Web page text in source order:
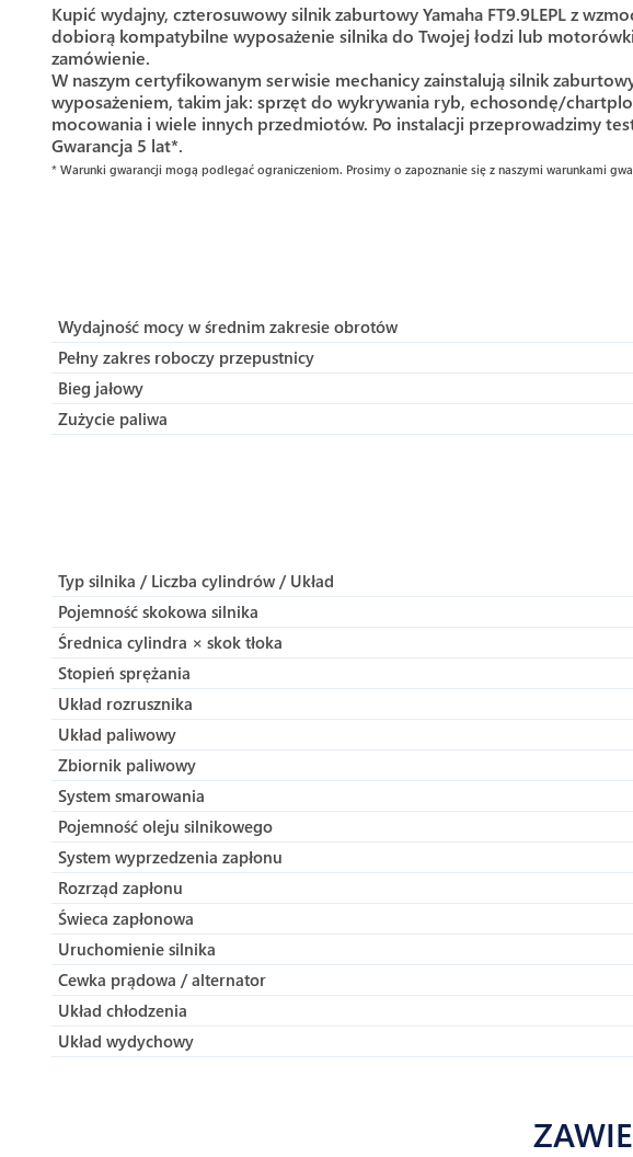
Kupić wydajny, czterosuwowy silnik zaburtowy Yamaha FT9.9LEPL z
dobiorą kompatybilne wyposażenie silnika do Twojej łodzi lub
zamówienie.
W naszym certyfikowanym serwisie mechanicy zainstalują silnik
wyposażeniem, takim jak: sprzęt do wykrywania ryb, echosondę/
mocowania i wiele innych przedmiotów. Po instalacji przeprowadzimy
Gwarancja 5 lat*.
* Warunki gwarancji mogą podlegać ograniczeniom. Prosimy o zapoznanie się z naszymi warunkami
Wydajność mocy w średnim zakresie obrotów
Pełny zakres roboczy przepustnicy
Bieg jałowy
Zużycie paliwa
Typ silnika / Liczba cylindrów / Układ
Pojemność skokowa silnika
Średnica cylindra × skok tłoka
Stopień sprężania
Układ rozrusznika
Układ paliwowy
Zbiornik paliwowy
System smarowania
Pojemność oleju silnikowego
System wyprzedzenia zapłonu
Rozrząd zapłonu
Świeca zapłonowa
Uruchomienie silnika
Cewka prądowa / alternator
Układ chłodzenia
Układ wydychowy